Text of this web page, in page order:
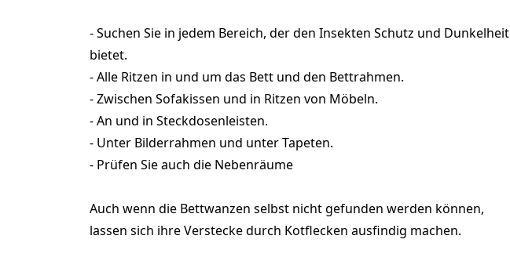
- Suchen Sie in jedem Bereich, der den Insekten Schutz und Dunkelheit
bietet.
- Alle Ritzen in und um das Bett und den Bettrahmen.
- Zwischen Sofakissen und in Ritzen von Möbeln.
- An und in Steckdosenleisten.
- Unter Bilderrahmen und unter Tapeten.
- Prüfen Sie auch die Nebenräume
Auch wenn die Bettwanzen selbst nicht gefunden werden können,
lassen sich ihre Verstecke durch Kotflecken ausfindig machen.